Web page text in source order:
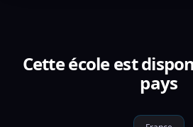
Cette école est
pays